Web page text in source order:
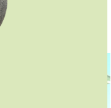
πέργκολες.